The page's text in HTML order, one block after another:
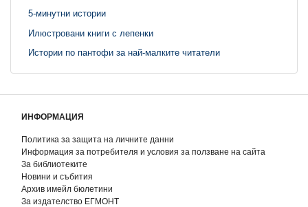
5-минутни истории
Илюстровани книги с лепенки
Истории по пантофи за най-малките читатели
ИНФОРМАЦИЯ
Политика за защита на личните данни
Информация за потребителя и условия за ползване на сайта
За библиотеките
Новини и събития
Архив имейл бюлетини
За издателство ЕГМОНТ